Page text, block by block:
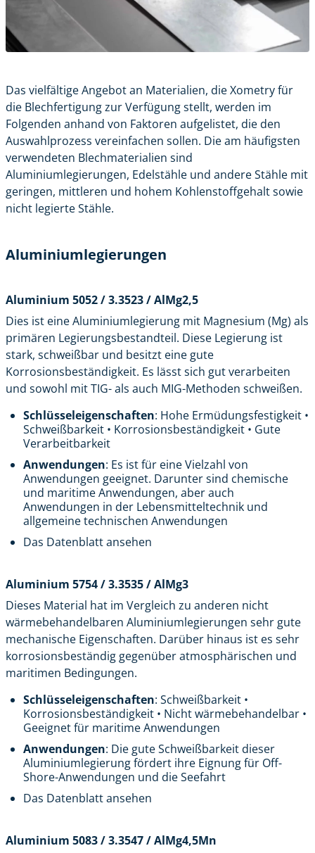
Das vielfältige Angebot an Materialien, die Xometry für
die Blechfertigungzur Verfügung stellt, werden im
Folgenden anhand von Faktoren aufgelistet, die den
Auswahlprozess vereinfachen sollen. Die am häufigsten
verwendeten Blechmaterialien sind
Aluminiumlegierungen, Edelstähle und andere Stähle mit
geringen, mittleren und hohem Kohlenstoffgehalt sowie
nicht legierte Stähle.
Aluminiumlegierungen
Aluminium 5052 / 3.3523 / AlMg2,5
Dies ist eine Aluminiumlegierung mit Magnesium (Mg) als
primären Legierungsbestandteil. Diese Legierung ist
stark, schweißbar und besitzt eine gute
Korrosionsbeständigkeit. Es lässt sich gut verarbeiten
und sowohl mit TIG- als auch MIG-Methoden schweißen.
Schlüsseleigenschaften: Hohe Ermüdungsfestigkeit •
Schweißbarkeit • Korrosionsbeständigkeit • Gute
Verarbeitbarkeit
Anwendungen: Es ist für eine Vielzahl von
Anwendungen geeignet. Darunter sind chemische
und maritime Anwendungen, aber auch
Anwendungen in der Lebensmitteltechnik und
allgemeine technischen Anwendungen
Das Datenblatt ansehen
Aluminium 5754 / 3.3535 / AlMg3
Dieses Material hat im Vergleich zu anderen nicht
wärmebehandelbaren Aluminiumlegierungen sehr gute
mechanische Eigenschaften. Darüber hinaus ist es sehr
korrosionsbeständig gegenüber atmosphärischen und
maritimen Bedingungen.
Schlüsseleigenschaften: Schweißbarkeit •
Korrosionsbeständigkeit • Nicht wärmebehandelbar •
Geeignet für maritime Anwendungen
Anwendungen: Die gute Schweißbarkeit dieser
Aluminiumlegierung fördert ihre Eignung für Off-
Shore-Anwendungen und die Seefahrt
Das Datenblatt ansehen
Aluminium 5083 / 3.3547 / AlMg4,5Mn